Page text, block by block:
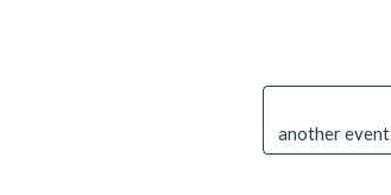
another event